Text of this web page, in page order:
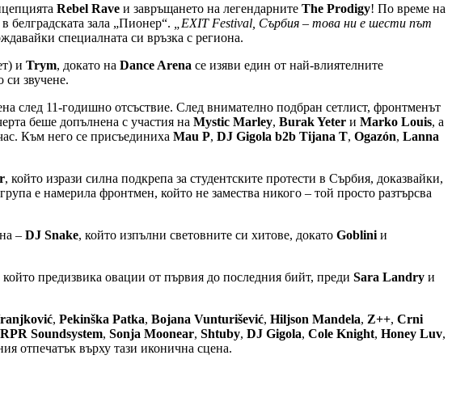
Rebel Rave и завръщането на легендарните The Prodigy! По време на
белградската зала „Пионер“.
„EXIT Festival, Сърбия – това ни е шести път
специалната си връзка с региона.
и Trym, докато на Dance Arena се изяви един от най-влиятелните
си звучене.
след 11-годишно отсъствие. След внимателно подбран сетлист, фронтменът
беше допълнена с участия на Mystic Marley, Burak Yeter и Marko Louis, а
Към него се присъединиха Mau P, DJ Gigola b2b Tijana T, Ogazón, Lanna
, който изрази силна подкрепа за студентските протести в Сърбия, доказвайки,
е намерила фронтмен, който не замества никого – той просто разтърсва
– DJ Snake, който изпълни световните си хитове, докато Goblini и
предизвика овации от първия до последния бийт, преди Sara Landry и
, Pekinška Patka, Bojana Vunturišević, Hiljson Mandela, Z++, Crni
RPR Soundsystem, Sonja Moonear, Shtuby, DJ Gigola, Cole Knight, Honey Luv,
отпечатък върху тази иконична сцена.